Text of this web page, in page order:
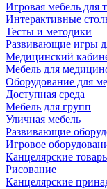
Игровая мебель для
Интерактивные
Тесты и методики
Развивающие игры
Медицинский
Мебель для
Оборудование для
Доступная среда
Мебель для групп
Уличная мебель
Развивающие
Игровое
Канцелярские
Рисование
Канцелярские